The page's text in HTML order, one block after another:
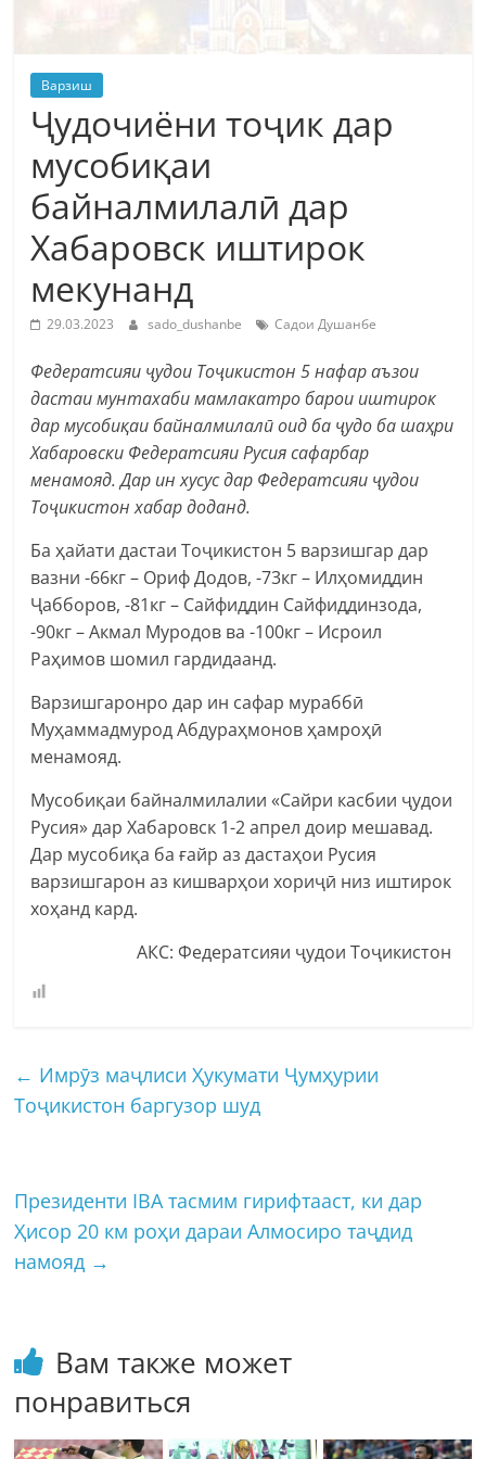
Варзиш
Ҷудочиёни тоҷик дар
мусобиқаи
байналмилалӣ дар
Хабаровск иштирок
мекунанд
29.03.2023 sado_dushanbe Садои Душанбе
Федератсияи ҷудои Тоҷикистон 5 нафар аъзои
дастаи мунтахаби мамлакатро барои иштирок
дар мусобиқаи байналмилалӣ оид ба ҷудо ба шаҳри
Хабаровски Федератсияи Русия сафарбар
менамояд. Дар ин хусус дар Федератсияи ҷудои
Тоҷикистон хабар доданд.
Ба ҳайати дастаи Тоҷикистон 5 варзишгар дар
вазни -66кг – Ориф Додов, -73кг – Илҳомиддин
Ҷабборов, -81кг – Сайфиддин Сайфиддинзода,
-90кг – Акмал Муродов ва -100кг – Исроил
Раҳимов шомил гардидаанд.
Варзишгаронро дар ин сафар мураббӣ
Муҳаммадмурод Абдураҳмонов ҳамроҳӣ
менамояд.
Мусобиқаи байналмилалии «Сайри касбии ҷудои
Русия» дар Хабаровск 1-2 апрел доир мешавад.
Дар мусобиқа ба ғайр аз дастаҳои Русия
варзишгарон аз кишварҳои хориҷӣ низ иштирок
хоҳанд кард.
АКС: Федератсияи ҷудои Тоҷикистон
← Имрӯз маҷлиси Ҳукумати Ҷумҳурии
Тоҷикистон баргузор шуд
Президенти IBA тасмим гирифтааст, ки дар
Ҳисор 20 км роҳи дараи Алмосиро таҷдид
намояд →
Вам также может
понравиться